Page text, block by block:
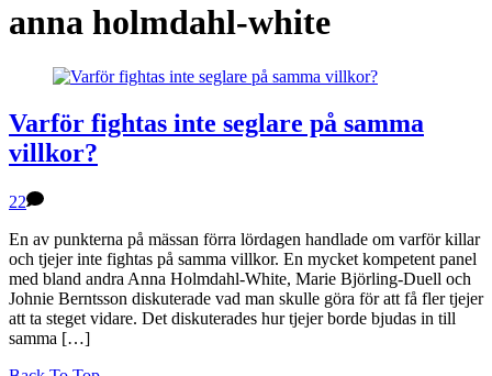
anna holmdahl-white
Varför fightas inte seglare på samma
villkor?
22
En av punkterna på mässan förra lördagen handlade om varför killar
och tjejer inte fightas på samma villkor. En mycket kompetent panel
med bland andra Anna Holmdahl-White, Marie Björling-Duell och
Johnie Berntsson diskuterade vad man skulle göra för att få fler tjejer
att ta steget vidare. Det diskuterades hur tjejer borde bjudas in till
samma […]